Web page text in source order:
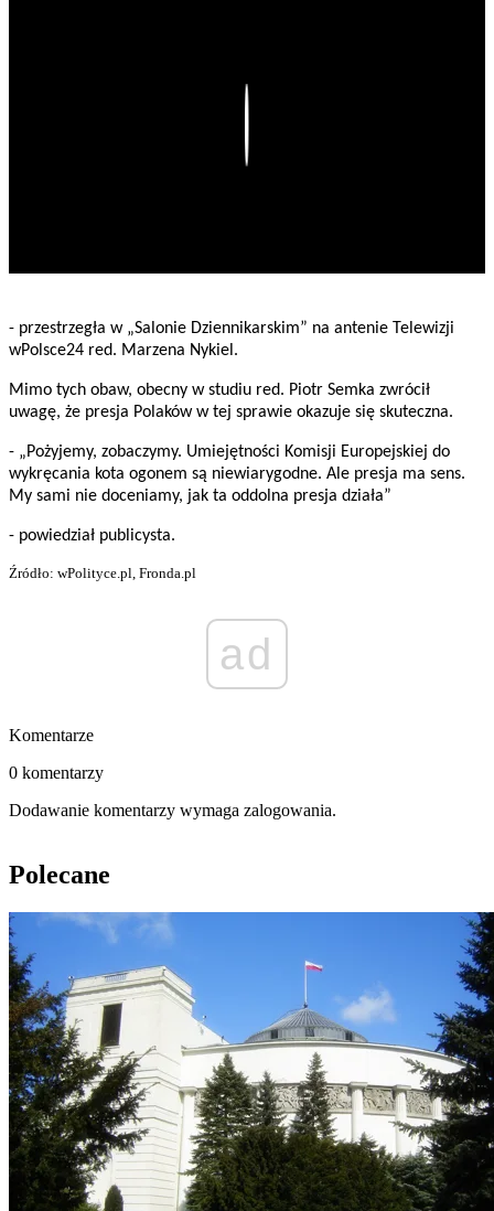
- przestrzegła w „Salonie Dziennikarskim” na antenie Telewizji
wPolsce24 red. Marzena Nykiel.
Mimo tych obaw, obecny w studiu red. Piotr Semka zwrócił
uwagę, że presja Polaków w tej sprawie okazuje się skuteczna.
- „Pożyjemy, zobaczymy. Umiejętności Komisji Europejskiej do
wykręcania kota ogonem są niewiarygodne. Ale presja ma sens.
My sami nie doceniamy, jak ta oddolna presja działa”
- powiedział publicysta.
Źródło: wPolityce.pl, Fronda.pl
ad
Komentarze
0 komentarzy
Dodawanie komentarzy wymaga zalogowania.
Polecane